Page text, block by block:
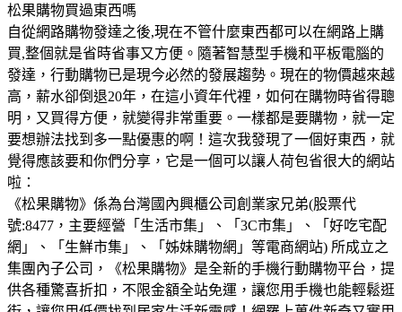
松果購物買過東西嗎
自從網路購物發達之後,現在不管什麼東西都可以在網路上購
買,整個就是省時省事又方便。隨著智慧型手機和平板電腦的
發達，行動購物已是現今必然的發展趨勢。現在的物價越來越
高，薪水卻倒退20年，在這小資年代裡，如何在購物時省得聰
明，又買得方便，就變得非常重要。一樣都是要購物，就一定
要想辦法找到多一點優惠的啊！這次我發現了一個好東西，就
覺得應該要和你們分享，它是一個可以讓人荷包省很大的網站
啦：
《松果購物》係為台灣國內興櫃公司創業家兄弟(股票代
號:8477，主要經營「生活市集」、「3C市集」、「好吃宅配
網」、「生鮮市集」、「姊妹購物網」等電商網站) 所成立之
集團內子公司，《松果購物》是全新的手機行動購物平台，提
供各種驚喜折扣，不限金額全站免運，讓您用手機也能輕鬆逛